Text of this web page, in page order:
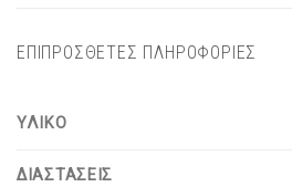
ΕΠΙΠΡΟΣΘΕΤΕΣ ΠΛΗΡΟΦΟΡΙΕΣ
ΥΛΙΚΟ
ΔΙΑΣΤΑΣΕΙΣ